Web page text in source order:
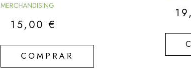
MERCHANDISING
15,00€
COMPRAR